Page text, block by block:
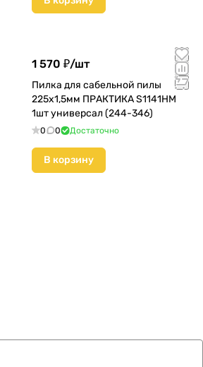
1 570 ₽/шт
Пилка для сабельной пилы
225х1,5мм ПРАКТИКА S1141HM
1шт универсал (244-346)
0 0 Достаточно
В корзину